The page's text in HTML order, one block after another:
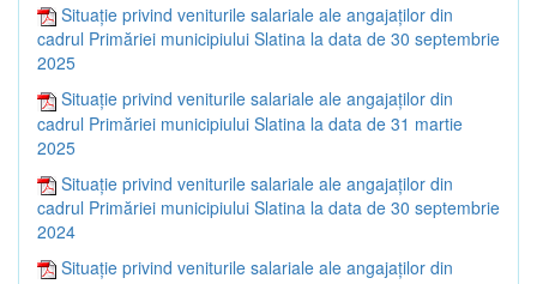
Situație privind veniturile salariale ale angajaților din
cadrul Primăriei municipiului Slatina la data de 30 septembrie
2025
Situație privind veniturile salariale ale angajaților din
cadrul Primăriei municipiului Slatina la data de 31 martie
2025
Situație privind veniturile salariale ale angajaților din
cadrul Primăriei municipiului Slatina la data de 30 septembrie
2024
Situație privind veniturile salariale ale angajaților din